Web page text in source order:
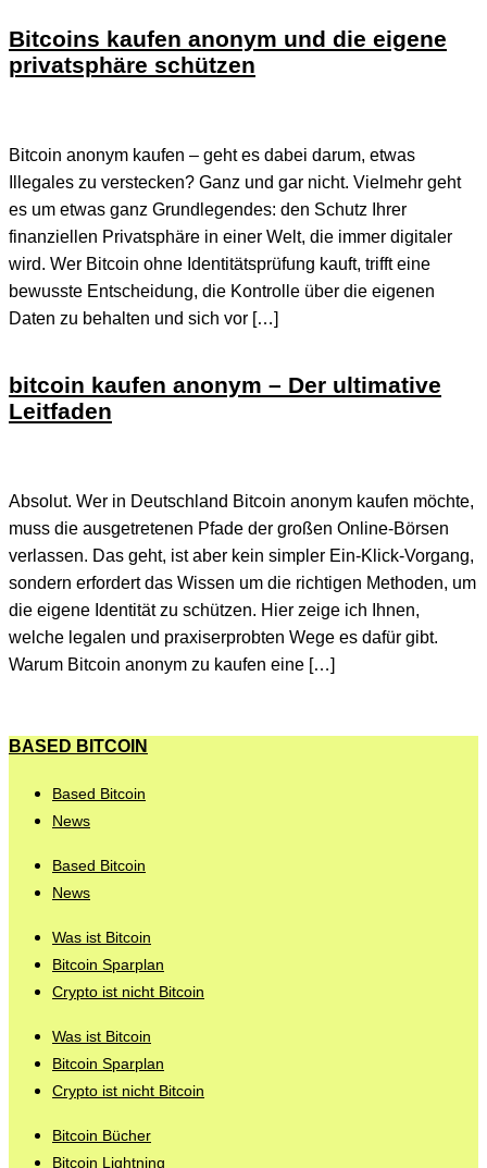
Bitcoins kaufen anonym und die eigene
privatsphäre schützen
Bitcoin anonym kaufen – geht es dabei darum, etwas
Illegales zu verstecken? Ganz und gar nicht. Vielmehr geht
es um etwas ganz Grundlegendes: den Schutz Ihrer
finanziellen Privatsphäre in einer Welt, die immer digitaler
wird. Wer Bitcoin ohne Identitätsprüfung kauft, trifft eine
bewusste Entscheidung, die Kontrolle über die eigenen
Daten zu behalten und sich vor […]
bitcoin kaufen anonym – Der ultimative
Leitfaden
Absolut. Wer in Deutschland Bitcoin anonym kaufen möchte,
muss die ausgetretenen Pfade der großen Online-Börsen
verlassen. Das geht, ist aber kein simpler Ein-Klick-Vorgang,
sondern erfordert das Wissen um die richtigen Methoden, um
die eigene Identität zu schützen. Hier zeige ich Ihnen,
welche legalen und praxiserprobten Wege es dafür gibt.
Warum Bitcoin anonym zu kaufen eine […]
BASED BITCOIN
Based Bitcoin
News
Based Bitcoin
News
Was ist Bitcoin
Bitcoin Sparplan
Crypto ist nicht Bitcoin
Was ist Bitcoin
Bitcoin Sparplan
Crypto ist nicht Bitcoin
Bitcoin Bücher
Bitcoin Lightning